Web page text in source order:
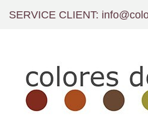
SERVICE CLIENT: